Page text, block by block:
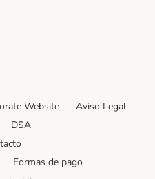
Website
Aviso Legal
DSA
Formas de pago